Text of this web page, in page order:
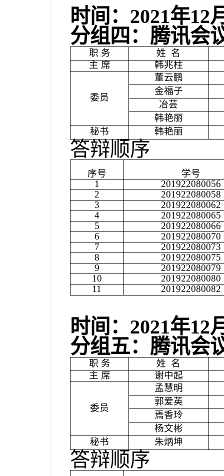
时间： 2021年12
分组四：腾讯会
职 务 姓 名
主 席
韩兆柱
委员
董云鹏
金福子
冶芸
韩艳丽
秘书
韩艳丽
答辩顺序
序号
学号
1
201922080056
2
201922080058
3
201922080062
4
201922080065
5
201922080066
6
201922080070
7
201922080073
8
201922080075
9
201922080079
10
201922080080
11
201922080082
时间： 2021年12
分组五：腾讯会
职 务 姓 名
主 席
谢中起
委员
孟慧明
郭爱英
焉香玲
杨文彬
秘书
朱炳坤
答辩顺序